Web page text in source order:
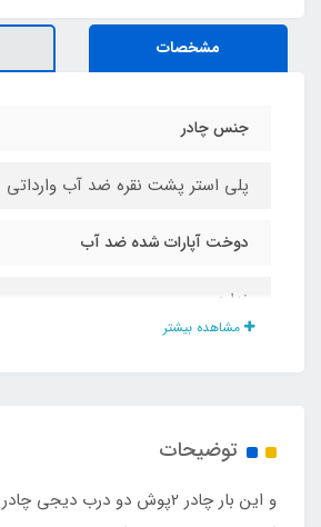
مشخصات
جنس چادر
پلی استر پشت نقره ضد آب وارداتی
دوخت آپارات شده ضد آب
ندارد
مشاهده بیشتر
توضیحات